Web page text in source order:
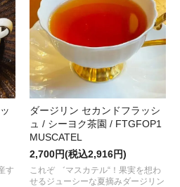
紅茶
“果の香（かのか）2025”が到着
ＹＡＫＡ（あやか）2025”が入荷しま
磁器“有田焼 テイスティングカップ /
産の国産紅茶“天宮月露 2025”が入荷
フラッシュ 2025 / SEEYOK茶園 /
す
ダージリン セカンドフラッシ
ュ / シーヨク茶園 / FTGFOP1
MUSCATEL
2,700円(税込2,916円)
これぞ ゛マスカテル“！果実を想わ
せるジューシーな夏摘みダージリン